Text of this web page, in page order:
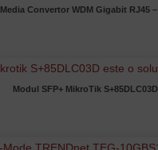
Media Convertor WDM Gigabit RJ45
Modul SFP+ MikroTik